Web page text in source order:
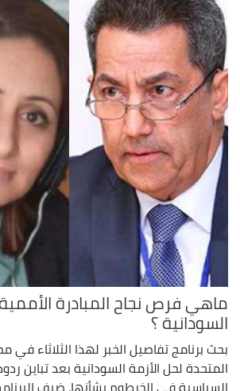
ماهي فرص نجاح المبادرة
السودانية ؟
بحث برنامج تفاصيل الخبر لهذا الثلاثاء في
المتحدة لحل الأزمة السودانية بعد تباين